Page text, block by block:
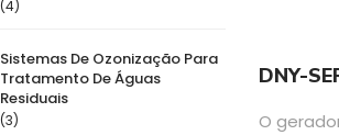
(4)
Sistemas De Ozonização Para
Tratamento De Águas
Residuais
(3)
DNY-
O